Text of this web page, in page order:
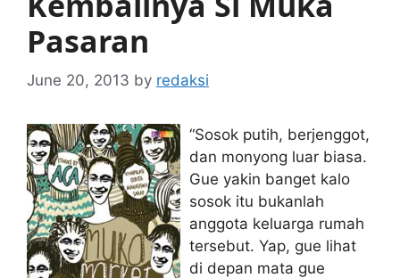
Pasaran
June 20, 2013 by redaksi
“Sosok putih, berjenggot,
dan monyong luar biasa.
Gue yakin banget kalo
sosok itu bukanlah
anggota keluarga rumah
tersebut. Yap, gue lihat
di depan mata gue